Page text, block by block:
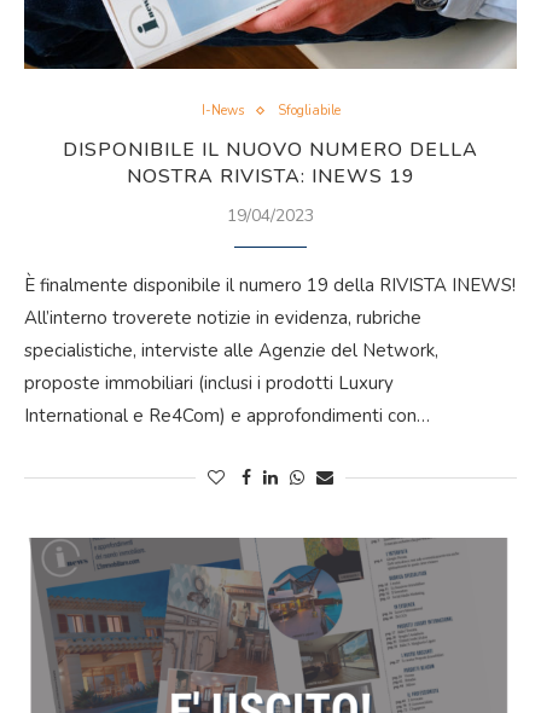
I-News Sfogliabile
DISPONIBILE IL NUOVO NUMERO DELLA
NOSTRA RIVISTA: INEWS 19
19/04/2023
È finalmente disponibile il numero 19 della RIVISTA INEWS!
All’interno troverete notizie in evidenza, rubriche
specialistiche, interviste alle Agenzie del Network,
proposte immobiliari (inclusi i prodotti Luxury
International e Re4Com) e approfondimenti con…